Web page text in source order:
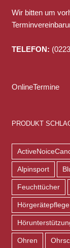
Wir bitten um
TELEFON:
OnlineTermine
PRODUKT
Alpinsport
Feuchttücher
Hörgerätepflege
Ohren